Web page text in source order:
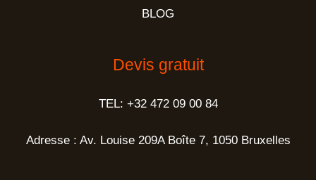
BLOG
Devis gratuit
TEL: +32 472 09 00 84
Adresse : Av. Louise 209A Boîte 7, 1050 Bruxelles